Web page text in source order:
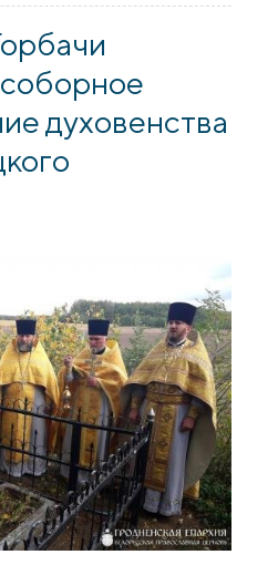
духовенства